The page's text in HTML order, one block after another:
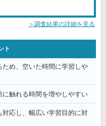
＞調査結果の詳細を見る
ト
め、空いた時間に学習しや
触れる時間を増やしやすい
応し、幅広い学習目的に対